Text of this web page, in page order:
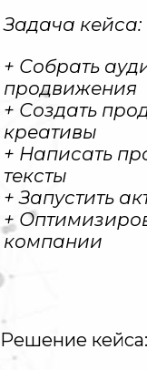
Задача кейса:
+ Собрать
продвижения
+ Создать
креативы
+ Написать
тексты
+ Запустить
+
компании
Решение кейса: